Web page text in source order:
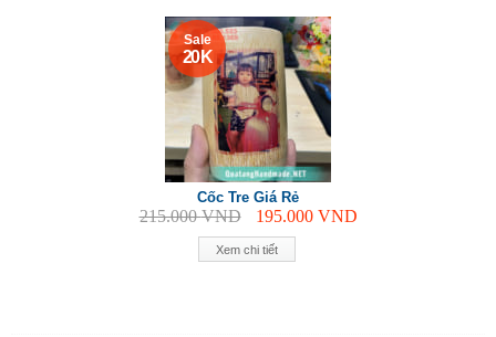
Xem chi tiết
Sale
20 K
Cốc Tre Giá Rẻ
215.000VND 195.000 VND